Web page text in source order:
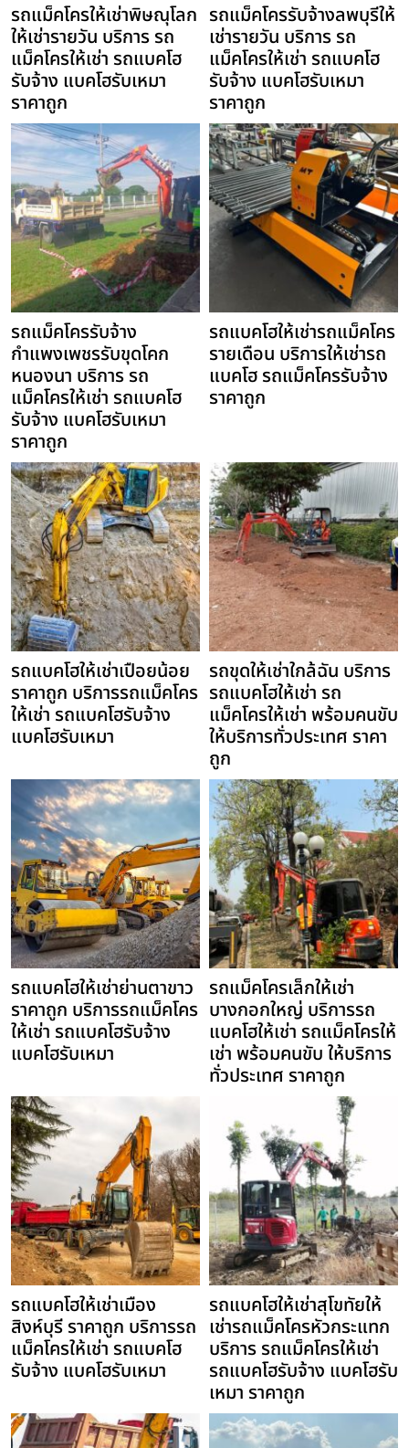
รถแม็คโครให้เช่าพิษณุโลก
ให้เช่ารายวัน บริการ รถ
แม็คโครให้เช่า รถแบคโฮ
รับจ้าง แบคโฮรับเหมา
ราคาถูก
รถแม็คโครรับจ้างลพบุรีให้
เช่ารายวัน บริการ รถ
แม็คโครให้เช่า รถแบคโฮ
รับจ้าง แบคโฮรับเหมา
ราคาถูก
รถแม็คโครรับจ้าง
กำแพงเพชรรับขุดโคก
หนองนา บริการ รถ
แม็คโครให้เช่า รถแบคโฮ
รับจ้าง แบคโฮรับเหมา
ราคาถูก
รถแบคโฮให้เช่ารถแม็คโคร
รายเดือน บริการให้เช่ารถ
แบคโฮ รถแม็คโครรับจ้าง
ราคาถูก
รถแบคโฮให้เช่าเปือยน้อย
ราคาถูก บริการรถแม็คโคร
ให้เช่า รถแบคโฮรับจ้าง
แบคโฮรับเหมา
รถขุดให้เช่าใกล้ฉัน บริการ
รถแบคโฮให้เช่า รถ
แม็คโครให้เช่า พร้อมคนขับ
ให้บริการทั่วประเทศ ราคา
ถูก
รถแบคโฮให้เช่าย่านตาขาว
ราคาถูก บริการรถแม็คโคร
ให้เช่า รถแบคโฮรับจ้าง
แบคโฮรับเหมา
รถแม็คโครเล็กให้เช่า
บางกอกใหญ่ บริการรถ
แบคโฮให้เช่า รถแม็คโครให้
เช่า พร้อมคนขับ ให้บริการ
ทั่วประเทศ ราคาถูก
รถแบคโฮให้เช่าเมือง
สิงห์บุรี ราคาถูก บริการรถ
แม็คโครให้เช่า รถแบคโฮ
รับจ้าง แบคโฮรับเหมา
รถแบคโฮให้เช่าสุโขทัยให้
เช่ารถแม็คโครหัวกระแทก
บริการ รถแม็คโครให้เช่า
รถแบคโฮรับจ้าง แบคโฮรับ
เหมา ราคาถูก